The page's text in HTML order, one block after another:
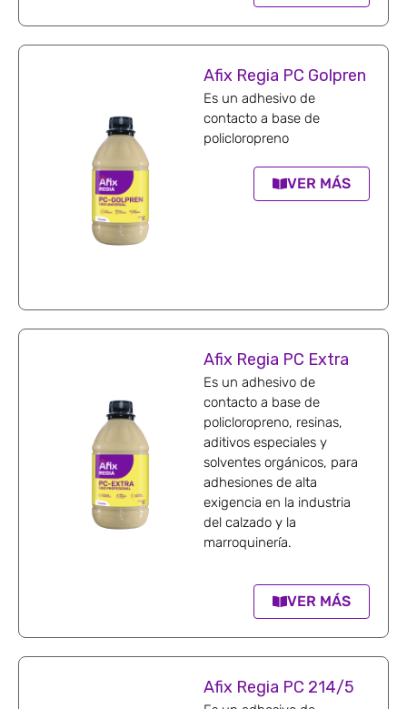
Afix Regia PC Golpren
Es un adhesivo de
contacto a base de
policloropreno
VER MÁS
Afix Regia PC Extra
Es un adhesivo de
contacto a base de
policloropreno, resinas,
aditivos especiales y
solventes orgánicos, para
adhesiones de alta
exigencia en la industria
del calzado y la
marroquinería.
VER MÁS
Afix Regia PC 214/5